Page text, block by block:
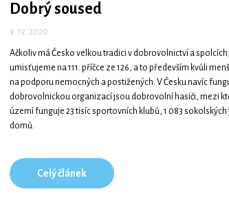
Dobrý soused
9. 12. 2020
Ačkoliv má Česko velkou tradici v dobrovolnictví a
umisťujeme na 111. příčce ze 126, a to především kvůli
na podporu nemocných a postižených. V Česku navíc
dobrovolnickou organizací jsou dobrovolní hasiči, mezi
území funguje 23 tisíc sportovních klubů, 1 083
domů.
Celý článek